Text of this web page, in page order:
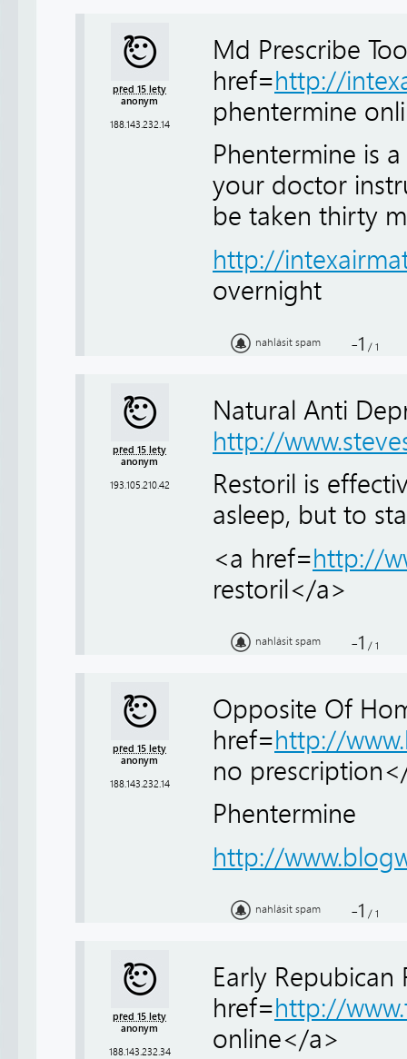
před 15 lety
anonym
188.143.232.14
Md Prescribe
href=http://
phentermine
Phentermine is
your doctor
be taken thirty
http://
overnight
nahlásit spam -1 / 1
před 15 lety
anonym
193.105.210.42
Natural Anti
http://
Restoril is
asleep, but to
<a href=http://
restoril</a>
nahlásit spam -1 / 1
před 15 lety
anonym
188.143.232.14
Opposite Of
href=http://
no
Phentermine
http://
nahlásit spam -1 / 1
před 15 lety
anonym
188.143.232.34
Early Repubican
href=http://
online</a>